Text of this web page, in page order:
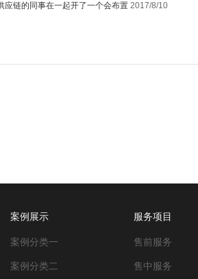
应链的同事在一起开了一个会布置 2017/8/10
案例展示
案例分类一
案例分类二
服务项目
售前服务
售中服务